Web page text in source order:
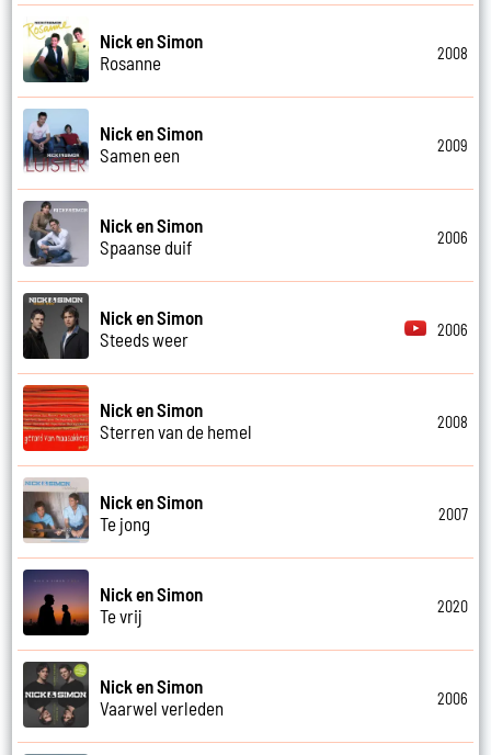
Nick en Simon
Rosanne
2008
Nick en Simon
Samen een
2009
Nick en Simon
Spaanse duif
2006
Nick en Simon
Steeds weer
2006
Nick en Simon
Sterren van de hemel
2008
Nick en Simon
Te jong
2007
Nick en Simon
Te vrij
2020
Nick en Simon
Vaarwel verleden
2006